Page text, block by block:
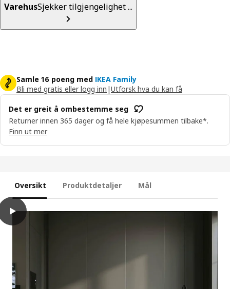
VarehusSjekker tilgjengelighet ...
Samle 16 poeng med IKEA Family
Bli med gratis eller logg inn |Utforsk hva du kan få
Det er greit å ombestemme seg
Returner innen 365 dager og få hele kjøpesummen tilbake*.
Finn ut mer
Oversikt Produktdetaljer Mål
play
HAVSTORP Dør, brunbeige, 60x140 cm